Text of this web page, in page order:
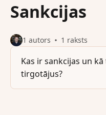
Sankcijas
1 autors 1 raksts
Kas ir sankcijas un
tirgotājus?